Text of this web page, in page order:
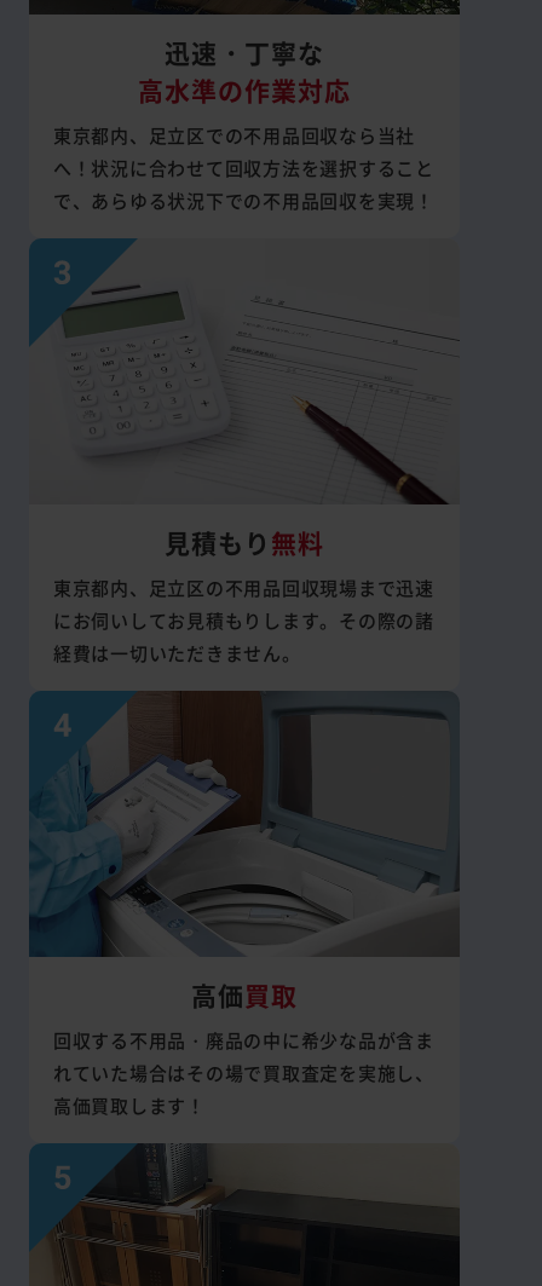
迅速・丁寧な
高水準の作業対応
東京都内、足立区での不用品回収なら当社
へ！状況に合わせて回収方法を選択すること
で、あらゆる状況下での不用品回収を実現！
見積もり 無料
東京都内、足立区の不用品回収現場まで迅速
にお伺いしてお見積もりします。その際の諸
経費は一切いただきません。
高価買取
回収する不用品・廃品の中に希少な品が含ま
れていた場合はその場で買取査定を実施し、
高価買取します！